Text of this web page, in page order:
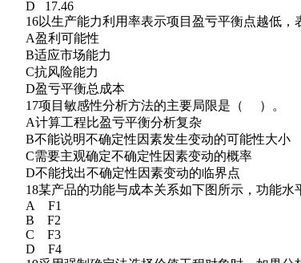
D 17.46
16以生产能力利用率表示项目盈亏平衡点越低，
A盈利可能性
B适应市场能力
C抗风险能力
D盈亏平衡总成本
17项目敏感性分析方法的主要局限是（ ）。
A计算工程比盈亏平衡分析复杂
B不能说明不确定性因素发生变动的可能性大小
C需要主观确定不确定性因素变动的概率
D不能找出不确定性因素变动的临界点
18某产品的功能与成本关系如下图所示，功能水
A F1
B F2
C F3
D F4